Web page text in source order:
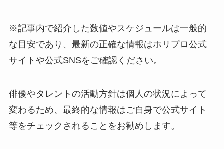
※記事内で紹介した数値やスケジュールは一般的
な目安であり、最新の正確な情報はホリプロ公式
サイトや公式SNSをご確認ください。
俳優やタレントの活動方針は個人の状況によって
変わるため、最終的な情報はご自身で公式サイト
等をチェックされることをお勧めします。